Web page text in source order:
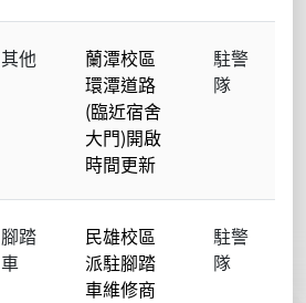
其他
蘭潭校區
環潭道路
(臨近宿舍
大門)開啟
時間更新
駐警
隊
腳踏
車
民雄校區
派駐腳踏
車維修商
駐警
隊